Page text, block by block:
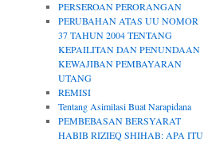
PERSEROAN PERORANGAN
PERUBAHAN ATAS UU NOMOR
37 TAHUN 2004 TENTANG
KEPAILITAN DAN PENUNDAAN
KEWAJIBAN PEMBAYARAN
UTANG
REMISI
Tentang Asimilasi Buat Narapidana
PEMBEBASAN BERSYARAT
HABIB RIZIEQ SHIHAB: APA ITU